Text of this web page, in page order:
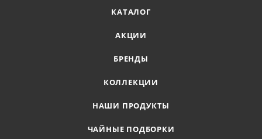
КАТАЛОГ
АКЦИИ
БРЕНДЫ
КОЛЛЕКЦИИ
НАШИ ПРОДУКТЫ
ЧАЙНЫЕ ПОДБОРКИ